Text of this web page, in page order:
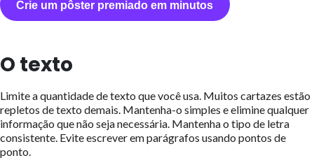
Crie um pôster premiado em minutos
O texto
Limite a quantidade de texto que você usa. Muitos cartazes estão
repletos de texto demais. Mantenha-o simples e elimine qualquer
informação que não seja necessária. Mantenha o tipo de letra
consistente. Evite escrever em parágrafos usando pontos de
ponto.